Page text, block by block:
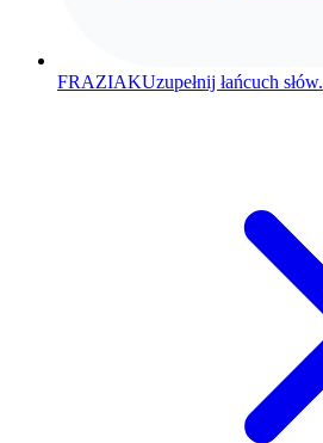
FRAZIAKUzupełnij łańcuch słów.